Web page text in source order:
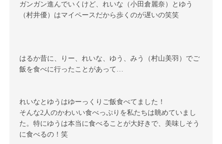
ガンガン進んでいくけど、れいな（小田倉麗奈）とゆう
（村井優）はマイペースだから歩くのが遅いの笑笑
はるか昔に、りー、れいな、ゆう、みう（村山美羽）でご
飯を食べに行ったことがあって …
れいなとゆうはゆーっくりご飯食べてました！
そんな2人のかわいい食べっぷりを私たちは眺めていまし
た。特にゆうは本当に食べることが大好きで、美味しそう
に食べるの！笑